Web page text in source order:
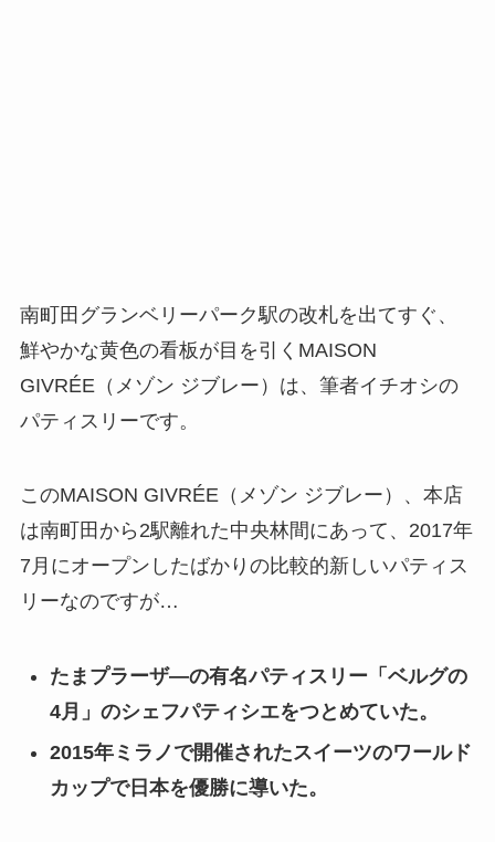
南町田グランベリーパーク駅の改札を出てすぐ、
鮮やかな黄色の看板が目を引くMAISON
GIVRÉE（メゾン ジブレー）は、筆者イチオシの
パティスリーです。
このMAISON GIVRÉE（メゾン ジブレー）、本店
は南町田から2駅離れた中央林間にあって、2017年
7月にオープンしたばかりの比較的新しいパティス
リーなのですが…
たまプラーザ―の有名パティスリー「ベルグの
4月」のシェフパティシエをつとめていた。
2015年ミラノで開催されたスイーツのワールド
カップで日本を優勝に導いた。